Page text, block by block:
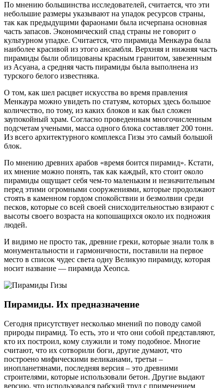
По мнению большинства исследователей, считается, что эти
небольшие размеры указывают на упадок ресурсов страны,
так как предыдущими фараонами была исчерпана основная
часть запасов. Экономический спад страны не говорит о
культурном упадке. Считается, что пирамида Менкаура была
наиболее красивой из этого ансамбля. Верхняя и нижняя часть
пирамиды были облицованы красным гранитом, завезенным
из Асуана, а средняя часть пирамиды была выполнена из
турского белого известняка.
О том, как шел расцвет искусства во время правления
Менкаура можно увидеть по статуям, которых здесь большое
количество, по тому, из каких блоков и как был сложен
заупокойный храм. Согласно проведенным многочисленным
подсчетам учеными, масса одного блока составляет 200 тонн.
Из всего архитектурного комплекса Гизы это самый большой
блок.
По мнению древних арабов «время боится пирамид». Кстати,
их мнение можно понять, так как каждый, кто стоит около
пирамиды ощущает себя чем-то маленьким и незначительным
перед этими огромными сооружениями, которые продолжают
стоять в каменном гордом спокойствии и безмолвии среди
песков, которые со всей своей снисходительностью взирают с
высоты своего возраста на копошащихся около их подножия
людей.
И видимо не просто так, древние греки, которые знали толк в
монументальности и гармоничности, поставили на первое
место в список чудес света одну Великую пирамиду, которая
носит название — пирамида Хеопса.
Пирамиды. Их предназначение
Сегодня присутствует несколько мнений по поводу самой
природы пирамид. То есть, это и что они собой представляют,
кто их построил, кому служили и тому подобное. Многие
считают, что их сотворили боги, другие думают, что
построено мифическими великанами, третьи –
инопланетянами, последняя версия – это древними
строителями, которые использовали бетон. Другие выдают
версию, что использовался рабский труд с применением